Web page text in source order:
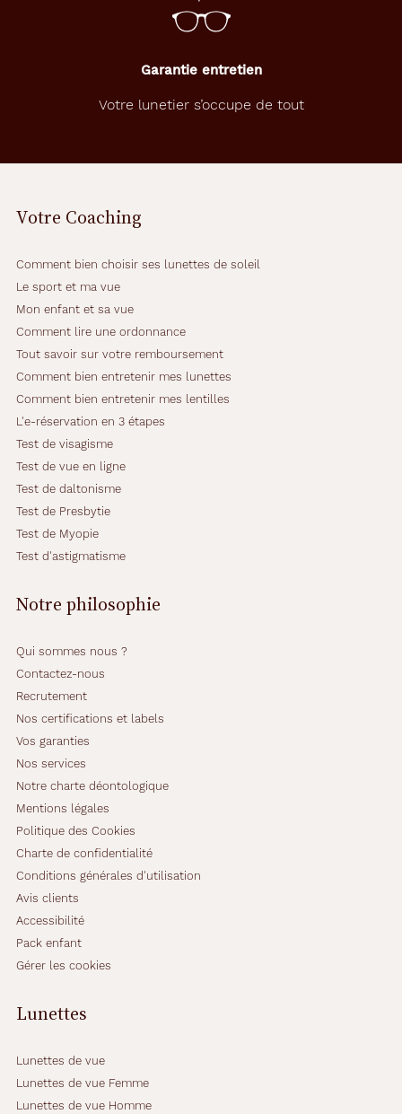
Garantie entretien
Votre lunetier s’occupe de tout
Votre Coaching
Comment bien choisir ses lunettes de soleil
Le sport et ma vue
Mon enfant et sa vue
Comment lire une ordonnance
Tout savoir sur votre remboursement
Comment bien entretenir mes lunettes
Comment bien entretenir mes lentilles
L'e-réservation en 3 étapes
Test de visagisme
Test de vue en ligne
Test de daltonisme
Test de Presbytie
Test de Myopie
Test d'astigmatisme
Notre philosophie
Qui sommes nous ?
Contactez-nous
Recrutement
Nos certifications et labels
Vos garanties
Nos services
Notre charte déontologique
Mentions légales
Politique des Cookies
Charte de confidentialité
Conditions générales d'utilisation
Avis clients
Accessibilité
Pack enfant
Gérer les cookies
Lunettes
Lunettes de vue
Lunettes de vue Femme
Lunettes de vue Homme